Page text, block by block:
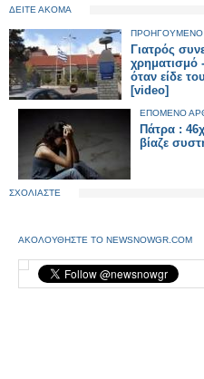
ΔΕΙΤΕ ΑΚΟΜΑ
Γιατρός
χρηματισμό
όταν είδε
[video]
ΕΠΟΜΕΝΟ
Πάτρα :
βίαζε
ΣΧΟΛΙΑΣΤΕ
ΑΚΟΛΟΥΘΗΣΤΕ ΤΟ NEWSNOWGR.COM